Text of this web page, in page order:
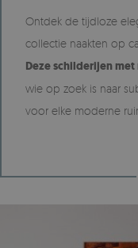
Ontdek de tijdloze
collectie naakten op
Deze schilderijen met
wie op zoek is naar
voor elke moderne